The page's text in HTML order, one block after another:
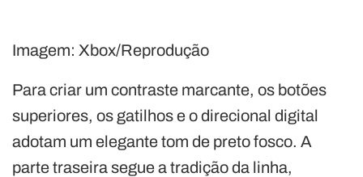
Imagem: Xbox/Reprodução
Para criar um contraste marcante, os botões
superiores, os gatilhos e o direcional digital
adotam um elegante tom de preto fosco. A
parte traseira segue a tradição da linha,